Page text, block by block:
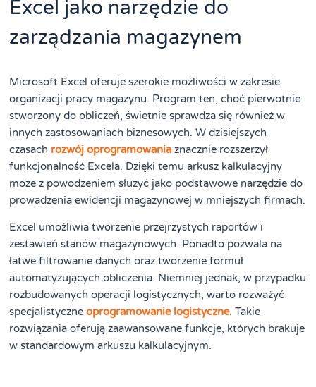
Excel jako narzędzie do
zarządzania magazynem
Microsoft Excel oferuje szerokie możliwości w zakresie
organizacji pracy magazynu. Program ten, choć pierwotnie
stworzony do obliczeń, świetnie sprawdza się również w
innych zastosowaniach biznesowych. W dzisiejszych
czasach rozwój oprogramowania znacznie rozszerzył
funkcjonalność Excela. Dzięki temu arkusz kalkulacyjny
może z powodzeniem służyć jako podstawowe narzędzie do
prowadzenia ewidencji magazynowej w mniejszych firmach.
Excel umożliwia tworzenie przejrzystych raportów i
zestawień stanów magazynowych. Ponadto pozwala na
łatwe filtrowanie danych oraz tworzenie formuł
automatyzujących obliczenia. Niemniej jednak, w przypadku
rozbudowanych operacji logistycznych, warto rozważyć
specjalistyczneoprogramowanie logistyczne. Takie
rozwiązania oferują zaawansowane funkcje, których brakuje
w standardowym arkuszu kalkulacyjnym.